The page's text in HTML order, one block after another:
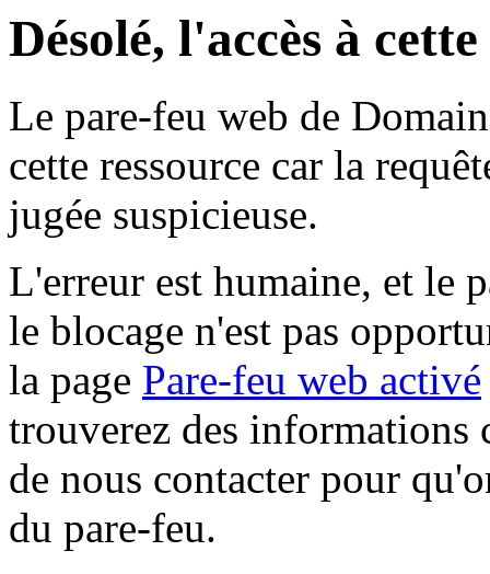
Désolé, l'accès à
Le pare-feu web de
cette ressource car la
jugée suspicieuse.
L'erreur est humaine, et le
le blocage n'est pas
la page Pare-feu web activé
trouverez des informations
de nous contacter pour
du pare-feu.